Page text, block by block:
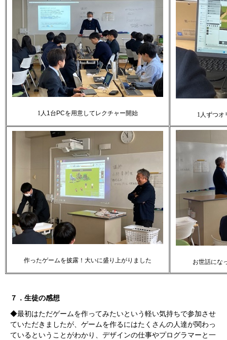
1人 1台 PCを用意してレクチャー開始 1人ずつオ
作ったゲームを披露！大いに盛り上がりました お世話にな
７．生徒の感想
◆最初はただゲームを作ってみたいという軽い気持ちで参加させ
ていただきましたが、ゲームを作るにはたくさんの人達が関わっ
ているという ことがわかり、デザインの仕事やプログラマーと 一